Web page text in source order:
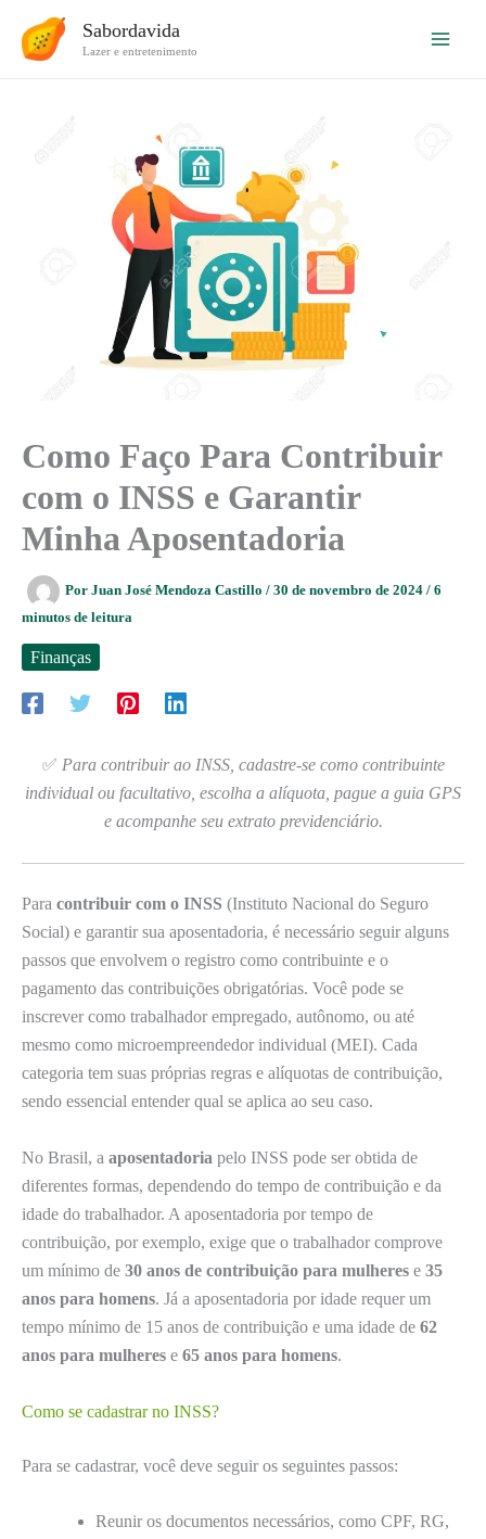
para
Sabordavida
Lazer e entretenimento
Como Faço Para Contribuir
com o INSS e Garantir
Minha Aposentadoria
Por Juan José Mendoza Castillo / 30 de novembro de 2024 / 6
minutos de leitura
Finanças
✅ Para contribuir ao INSS, cadastre-se como contribuinte
individual ou facultativo, escolha a alíquota, pague a guia GPS
e acompanhe seu extrato previdenciário.
Para contribuir com o INSS (Instituto Nacional do Seguro
Social) e garantir sua aposentadoria, é necessário seguir alguns
passos que envolvem o registro como contribuinte e o
pagamento das contribuições obrigatórias. Você pode se
inscrever como trabalhador empregado, autônomo, ou até
mesmo como microempreendedor individual (MEI). Cada
categoria tem suas próprias regras e alíquotas de contribuição,
sendo essencial entender qual se aplica ao seu caso.
No Brasil, a aposentadoria pelo INSS pode ser obtida de
diferentes formas, dependendo do tempo de contribuição e da
idade do trabalhador. A aposentadoria por tempo de
contribuição, por exemplo, exige que o trabalhador comprove
um mínimo de 30 anos de contribuição para mulheres e 35
anos para homens. Já a aposentadoria por idade requer um
tempo mínimo de 15 anos de contribuição e uma idade de 62
anos para mulheres e 65 anos para homens.
Como se cadastrar no INSS?
Para se cadastrar, você deve seguir os seguintes passos:
Reunir os documentos necessários, como CPF, RG,